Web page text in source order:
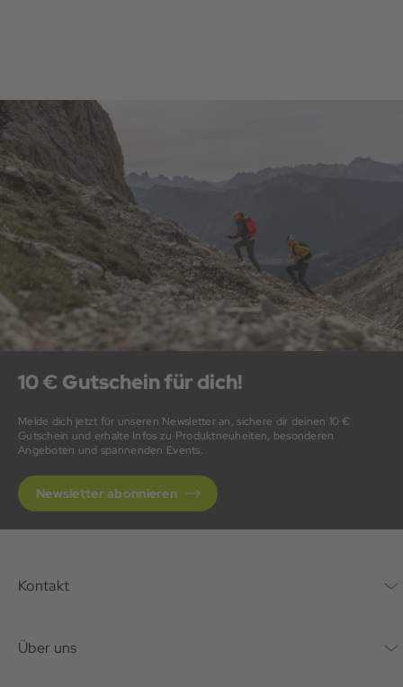
10 € Gutschein für dich!
Melde dich jetzt für unseren Newsletter an, sichere dir deinen 10 €
Gutschein und erhalte Infos zu Produktneuheiten, besonderen
Angeboten und spannenden Events.
Newsletter abonnieren
Kontakt
Über uns